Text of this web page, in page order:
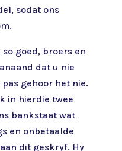
sodat ons
goed, broers en
dat u nie
gehoor het nie.
in hierdie twee
bankstaat wat
en onbetaalde
dit geskryf. Hy